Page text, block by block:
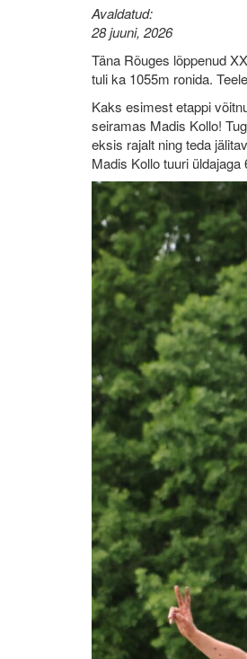
Avaldatud:
28 juuni, 2026
Täna Rõuges lõppenud
tuli ka 1055m ronida.
Kaks esimest etappi
seiramas Madis Kollo!
eksis rajalt ning teda
Madis Kollo tuuri üldajaga